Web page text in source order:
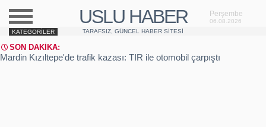
KATEGORILER
USLU HABER
TARAFSIZ, GÜNCEL HABER SITESI
Perşembe
06.08.2026
SON DAKIKA:
Mardin Kızıltepe'de trafik kazası: TIR ile otomobil çarpıştı